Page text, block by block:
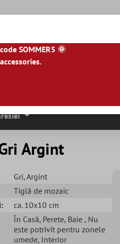
|BG|HR|
Argint
Gri, Argint
Tiglă de mozaic
ca. 10x10 cm
În Casă, Perete, Baie , Nu
este potrivit pentru zonele
umede, Interior
SOMMER5 🌞